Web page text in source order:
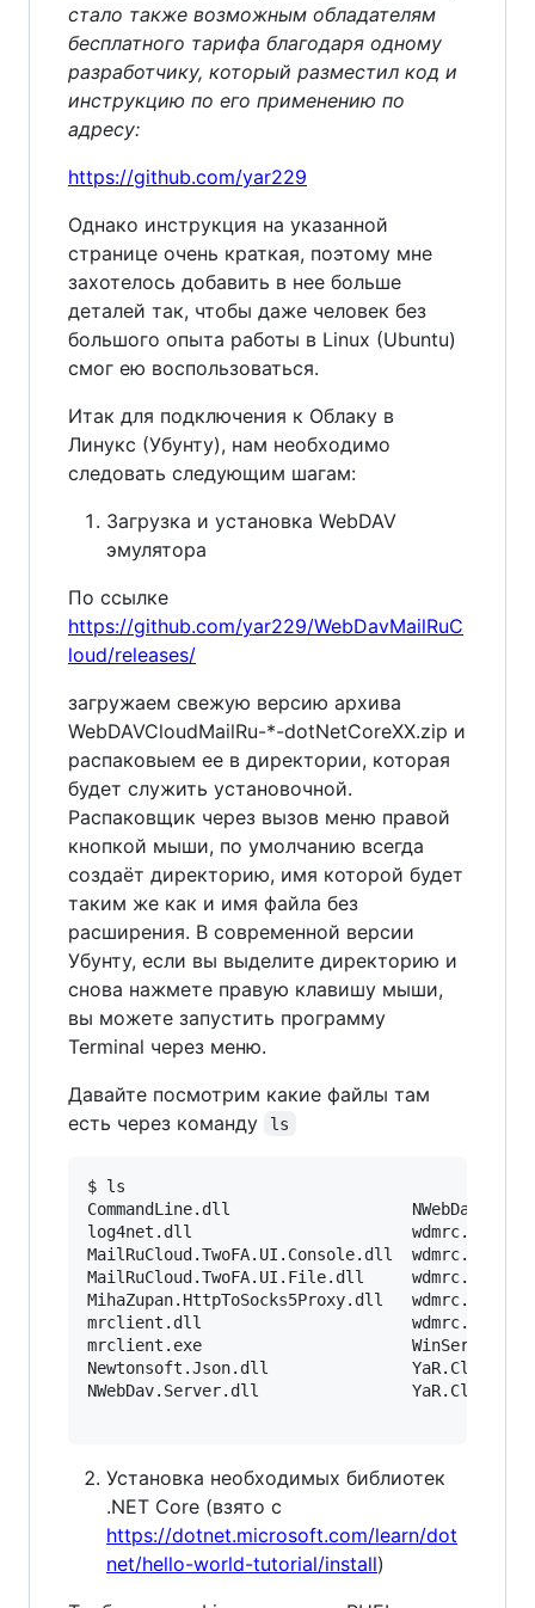
стало также возможным обладателям
бесплатного тарифа благодаря одному
разработчику, который разместил код и
инструкцию по его применению по
адресу:
https://github.com/yar229
Однако инструкция на указанной
странице очень краткая, поэтому мне
захотелось добавить в нее больше
деталей так, чтобы даже человек без
большого опыта работы в Linux (Ubuntu)
смог ею воспользоваться.
Итак для подключения к Облаку в
Линукс (Убунту), нам необходимо
следовать следующим шагам:
Загрузка и установка WebDAV
эмулятора
По ссылке
https://github.com/yar229/WebDavMailRuC
loud/releases/
загружаем свежую версию архива
WebDAVCloudMailRu-*-dotNetCoreXX.zip и
распаковыем ее в директории, которая
будет служить установочной.
Распаковщик через вызов меню правой
кнопкой мыши, по умолчанию всегда
создаёт директорию, имя которой будет
таким же как и имя файла без
расширения. В современной версии
Убунту, если вы выделите директорию и
снова нажмете правую клавишу мыши,
вы можете запустить программу
Terminal через меню.
Давайте посмотрим какие файлы там
есть через команду
ls
$ ls
CommandLine.dll
log4net.dll                       wdmrc.config
MailRuCloud.TwoFA.UI.Console.dll
MailRuCloud.TwoFA.UI.File.dll     wdmrc.dll
MihaZupan.HttpToSocks5Proxy.dll   wdmrc.exe
mrclient.dll
mrclient.exe
Newtonsoft.Json.dll
NWebDav.Server.dll
Установка необходимых библиотек
.NET Core (взято с
https://dotnet.microsoft.com/learn/dot
net/hello-world-tutorial/install)